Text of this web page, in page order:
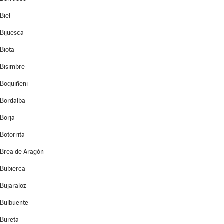
Biel
Bijuesca
Biota
Bisimbre
Boquiñeni
Bordalba
Borja
Botorrita
Brea de Aragón
Bubierca
Bujaraloz
Bulbuente
Bureta